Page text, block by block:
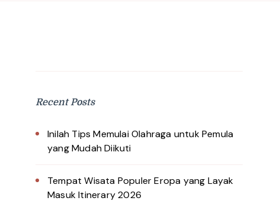
Recent Posts
Inilah Tips Memulai Olahraga untuk Pemula
yang Mudah Diikuti
Tempat Wisata Populer Eropa yang Layak
Masuk Itinerary 2026